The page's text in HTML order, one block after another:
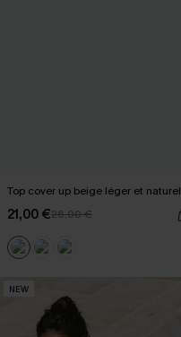
Top cover up beige léger et naturel
21,00 €26,00 €
NEW